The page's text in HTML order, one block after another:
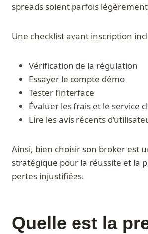
spreads soient parfois
Une checklist avant inscription
Vérification de la régulation
Essayer le compte démo
Tester l’interface
Évaluer les frais et le service
Lire les avis récents
Ainsi, bien choisir son broker est
stratégique pour la réussite et la
pertes injustifiées.
Quelle est la